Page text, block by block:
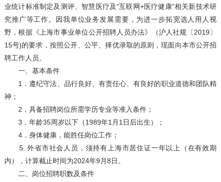
业统计标准制定及测评、智慧医疗及“互联网+医疗健康”相关新技术研
究推广等工作。因我单位业务发展需要，为进一步拓宽选人用人视
野，根据《上海市事业单位公开招聘人员办法》（沪人社规〔2019〕
15号)的要求，按照公开、公平、择优录取的原则，现面向本市公开招
聘工作人员。
一、基本条件
1．遵纪守法、品行良好、有责任心、有良好的职业道德和团队精
神；
2．具备招聘岗位所需学历专业等准入条件；
3．年龄35周岁以下（1989年1月1日后出生）；
4．身体健康，能胜任岗位工作；
5. 外省市社会人员，须持有上海市居住证一年以上（在有效期
内），计算截止时间为2024年9月8日。
二、岗位招聘职数及条件